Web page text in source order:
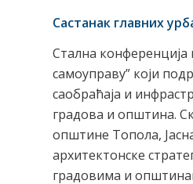
Састанак главних
Стална
самоуправу” који
саобраћаја и
градова и општина.
општине Топола,
архитектонске
градовима и